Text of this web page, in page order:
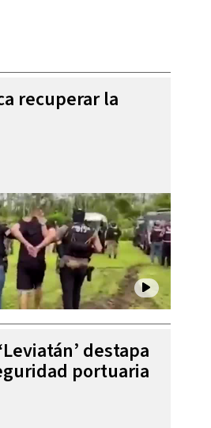
recuperar la
destapa
portuaria